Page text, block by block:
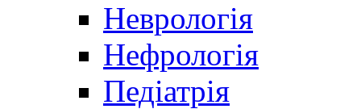
Неврологія
Нефрологія
Педіатрія